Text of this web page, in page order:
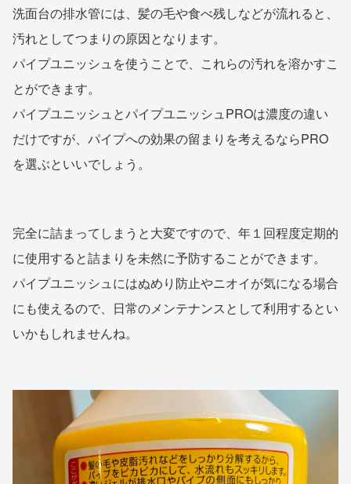
洗面台の排水管には、髪の毛や食べ残しなどが流れると、
汚れとしてつまりの原因となります。
パイプユニッシュを使うことで、これらの汚れを溶かすこ
とができます。
パイプユニッシュとパイプユニッシュPROは濃度の違い
だけですが、パイプへの効果の留まりを考えるならPRO
を選ぶといいでしょう。
完全に詰まってしまうと大変ですので、年１回程度定期的
に使用すると詰まりを未然に予防することができます。
パイプユニッシュにはぬめり防止やニオイが気になる場合
にも使えるので、日常のメンテナンスとして利用するとい
いかもしれませんね。